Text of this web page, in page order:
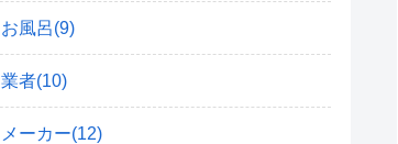
お風呂(9)
業者(10)
メーカー(12)